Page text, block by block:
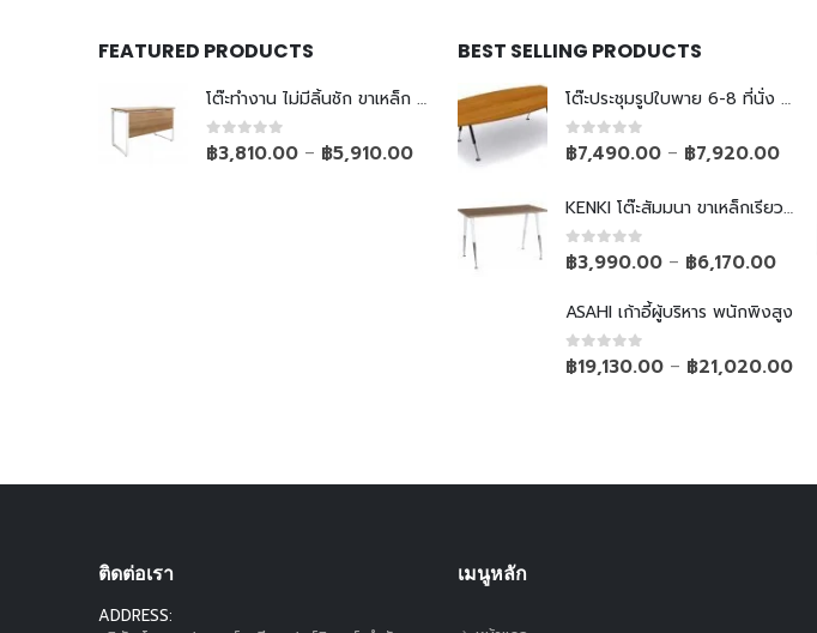
FEATURED PRODUCTS
โต๊ะทำงาน ไม่มีลิ้นชัก ขาเหล็ก Top ยกลอย
0out of 5
฿3,810.00 – ฿5,910.00
BEST SELLING PRODUCTS
โต๊ะประชุมรูปใบพาย 6-8 ที่นั่ง ขาเหล็กเรียว
0out of 5
฿7,490.00 – ฿7,920.00
KENKI โต๊ะสัมมนา ขาเหล็กเรียวพับไม่ได้
0out of 5
฿3,990.00 – ฿6,170.00
ASAHI เก้าอี้ผู้บริหาร พนักพิงสูง
0out of 5
฿19,130.00 – ฿21,020.00
ติดต่อเรา
ADDRESS:
เมนูหลัก